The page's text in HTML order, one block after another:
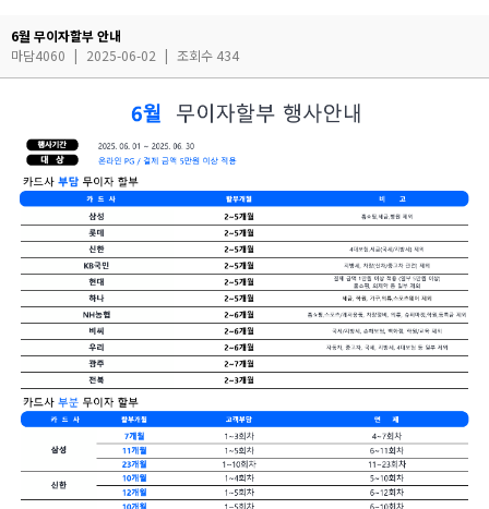
6월 무이자할부 안내
마담4060 | 2025-06-02 | 조회수 434